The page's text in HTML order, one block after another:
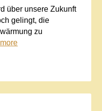
über unsere Zukunft
gelingt, die
zu